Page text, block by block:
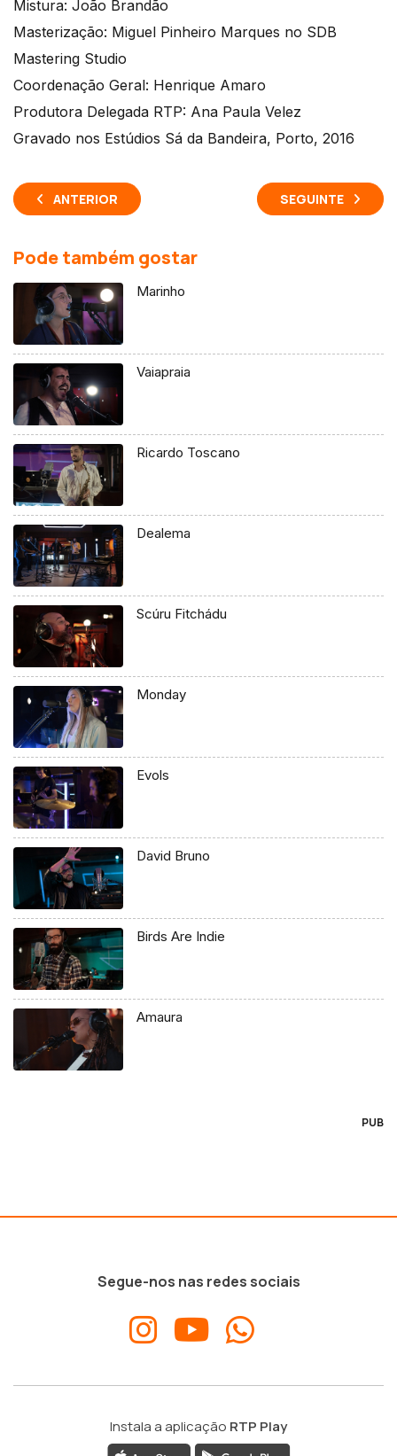
Mistura: João Brandão
Masterização: Miguel Pinheiro Marques no SDB
Mastering Studio
Coordenação Geral: Henrique Amaro
Produtora Delegada RTP: Ana Paula Velez
Gravado nos Estúdios Sá da Bandeira, Porto, 2016
ANTERIOR SEGUINTE
Pode também gostar
Marinho
Vaiapraia
Ricardo Toscano
Dealema
Scúru Fitchádu
Monday
Evols
David Bruno
Birds Are Indie
Amaura
PUB
Segue-nos nas redes sociais
Instala a aplicação RTP Play